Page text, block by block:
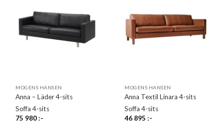
MOGENS HANSEN
Anna – Läder 4-sits
Soffa 4-sits
75 980:-
MOGENS HANSEN
Anna Textil Linara 4-sits
Soffa 4-sits
46 895:-